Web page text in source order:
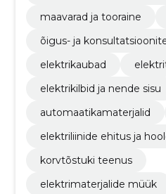
maavarad ja tooraine
õigus- ja
elektrikaubad
elektrikilbid ja nende sisu
automaatikamaterjalid
elektriliinide ehitus ja
korvtõstuki teenus
elektrimaterjalide müük